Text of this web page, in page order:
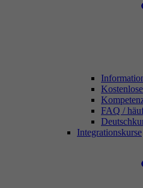
FAQ /
Integrationskurse